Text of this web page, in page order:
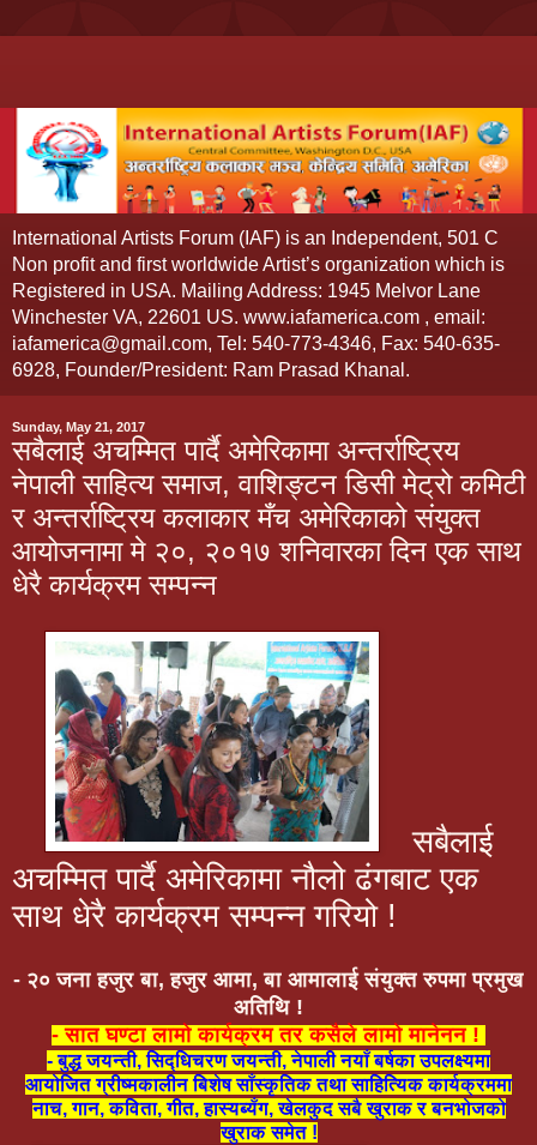
International Artists Forum (IAF) is an Independent, 501 C
Non profit and first worldwide Artist’s organization which is
Registered in USA. Mailing Address: 1945 Melvor Lane
Winchester VA, 22601 US. www.iafamerica.com , email:
iafamerica@gmail.com, Tel: 540-773-4346, Fax: 540-635-
6928, Founder/President: Ram Prasad Khanal.
Sunday, May 21, 2017
सबैलाई अचम्मित पार्दै अमेरिकामा अन्तर्राष्ट्रिय
नेपाली साहित्य समाज, वाशिङ्टन डिसी मेट्रो कमिटी
र अन्तर्राष्ट्रिय कलाकार मँच अमेरिकाको संयुक्त
आयोजनामा मे २०, २०१७ शनिवारका दिन एक साथ
धेरै कार्यक्रम सम्पन्न
सबैलाई
अचम्मित पार्दै अमेरिकामा नौलो ढंगबाट एक
साथ धेरै कार्यक्रम सम्पन्न गरियो !
- २० जना हजुर बा, हजुर आमा, बा आमालाई संयुक्त रुपमा प्रमुख
अतिथि !
- सात घण्टा लामो कार्यक्रम तर कसैले लामो मानेनन !
- बुद्ध जयन्ती, सिद्धिचरण जयन्ती, नेपाली नयाँ बर्षका उपलक्ष्यमा
आयोजित ग्रीष्मकालीन बिशेष साँस्कृतिक तथा साहित्यिक कार्यक्रममा
नाच, गान, कविता, गीत, हास्यब्यँग, खेलकुद सबै खुराक र बनभोजको
खुराक समेत !